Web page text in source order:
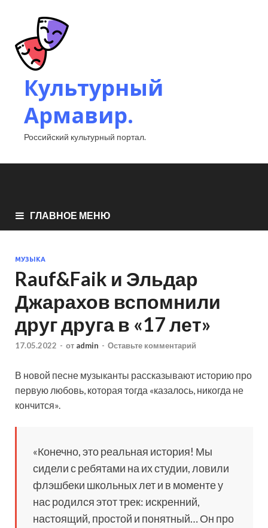
Культурный
Армавир.
Российский культурный портал.
ГЛАВНОЕ МЕНЮ
МУЗЫКА
Rauf&Faik и Эльдар
Джарахов вспомнили
друг друга в «17 лет»
17.05.2022 - от admin - Оставьте комментарий
В новой песне музыканты рассказывают историю про
первую любовь, которая тогда «казалось, никогда не
кончится».
«Конечно, это реальная история! Мы
сидели с ребятами на их студии, ловили
флэшбеки школьных лет и в моменте у
нас родился этот трек: искренний,
настоящий, простой и понятный… Он про